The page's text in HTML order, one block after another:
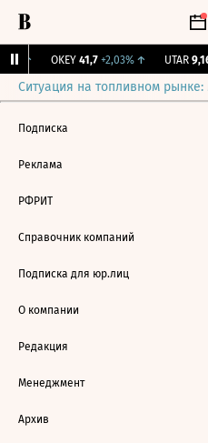
OKEY 41,7 +2,03%↑ UTAR 9,16
Ситуация на топливном рынке:
Подписка
Реклама
РФРИТ
Справочник компаний
Подписка для юр.лиц
О компании
Редакция
Менеджмент
Архив